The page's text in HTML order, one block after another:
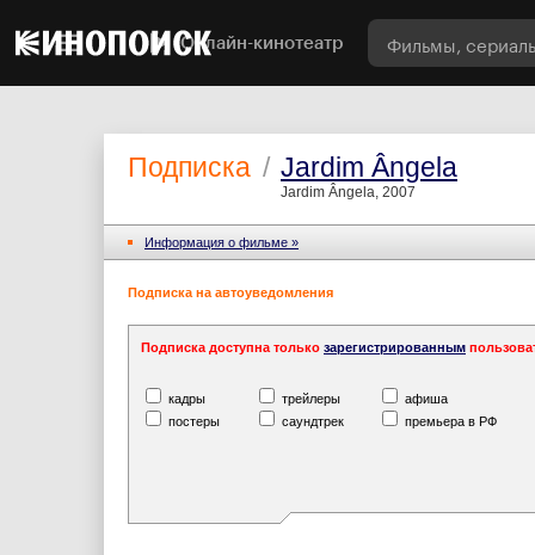
Онлайн-кинотеатр
Подписка / Jardim Ângela
Jardim Ângela, 2007
Информация o фильме »
Подписка на автоуведомления
Подписка доступна только зарегистрированным
кадры трейлеры
афиша
постеры
саундтрек премьера в РФ